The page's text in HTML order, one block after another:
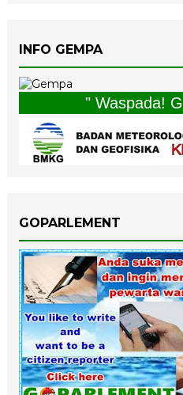
INFO GEMPA
" Waspada!
GOPARLEMENT